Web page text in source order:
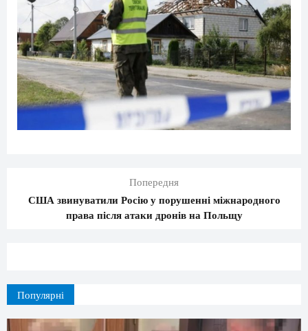
Попередня
США звинуватили Росію у порушенні міжнародного
права після атаки дронів на Польщу
Популярні